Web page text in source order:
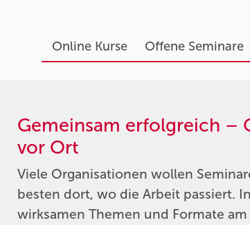
Online Kurse Offene Seminare
Gemeinsam erfolgreich –
vor Ort
Viele Organisationen wollen
besten dort, wo die Arbeit passiert.
wirksamen Themen und Formate